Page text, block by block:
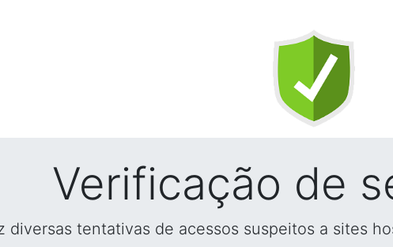
Verificação de
diversas tentativas de acessos suspeitos a sites